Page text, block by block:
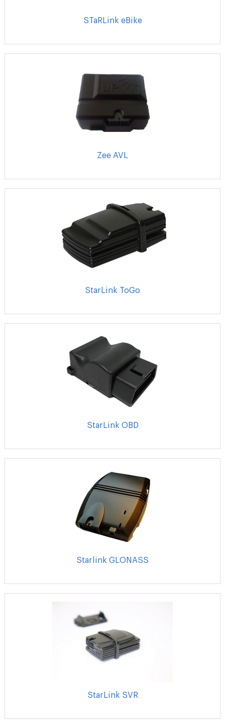
STaRLink eBike
Zee AVL
StarLink ToGo
StarLink OBD
Starlink GLONASS
StarLink SVR